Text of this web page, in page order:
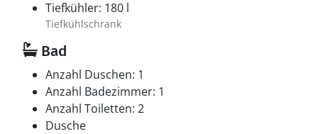
Tiefkühler: 180 l
Tiefkühlschrank
Bad
Anzahl Duschen: 1
Anzahl Badezimmer: 1
Anzahl Toiletten: 2
Dusche